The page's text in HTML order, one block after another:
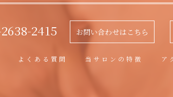
2415 お問い合わせはこちら
よくある質問 当サロンの特徴 ア